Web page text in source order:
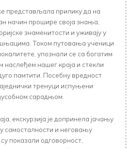
представљала прилику да на
начин прошире своја знања,
знаменитости и уживају у
Током путовања ученици
упознали се са богатим
наслеђем нашег краја и стекли
памтити. Посебну вредност
тренуци испуњени
сарадњом.
екскурзија је допринела јачању
самосталности и неговању
показали одговорност,